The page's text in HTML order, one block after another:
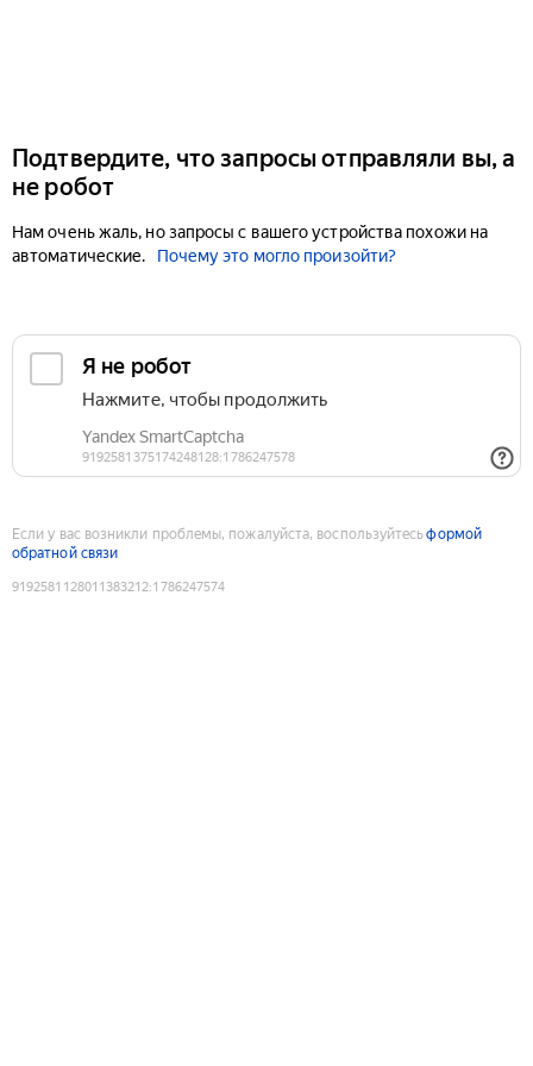
Подтвердите, что запросы отправляли вы, а
не робот
Нам очень жаль, но запросы с вашего устройства похожи на
автоматические.
Почему это могло произойти?
Если у вас возникли проблемы, пожалуйста, воспользуйтесьформой
обратной связи
9192581128011383212:1786247574